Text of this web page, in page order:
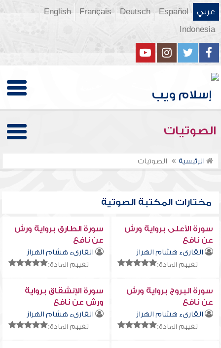
عربي Español
Deutsch
Français
English
Indonesia
الصوتيات
الرئيسية الصوتيات
مختارات المكتبة الصوتية
سورة الأعلى برواية ورش
عن نافع
القارىء هشام الهراز
تقييم المادة:
سورة الطارق برواية ورش
عن نافع
القارىء هشام الهراز
تقييم المادة:
سورة البروج برواية ورش
عن نافع
القارىء هشام الهراز
تقييم المادة:
سورة الإنشقاق برواية
ورش عن نافع
القارىء هشام الهراز
تقييم المادة: